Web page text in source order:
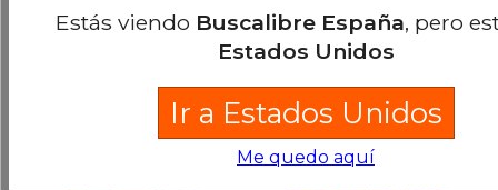
Estás viendo Buscalibre España, pero
Estados Unidos
Ir a Estados Unidos
Me quedo aquí